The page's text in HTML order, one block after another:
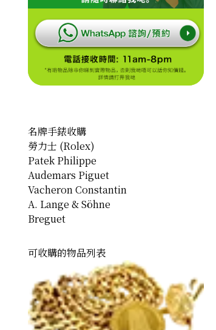
名牌手錶收購
勞力士 (Rolex)
Patek Philippe
Audemars Piguet
Vacheron Constantin
A. Lange & Söhne
Breguet
可收購的物品列表